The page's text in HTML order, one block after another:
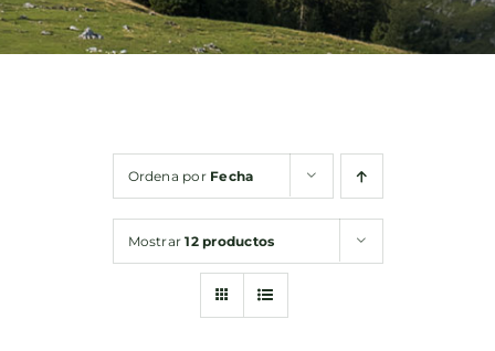
Bebidas
Ordena por Fecha
Mostrar12 productos